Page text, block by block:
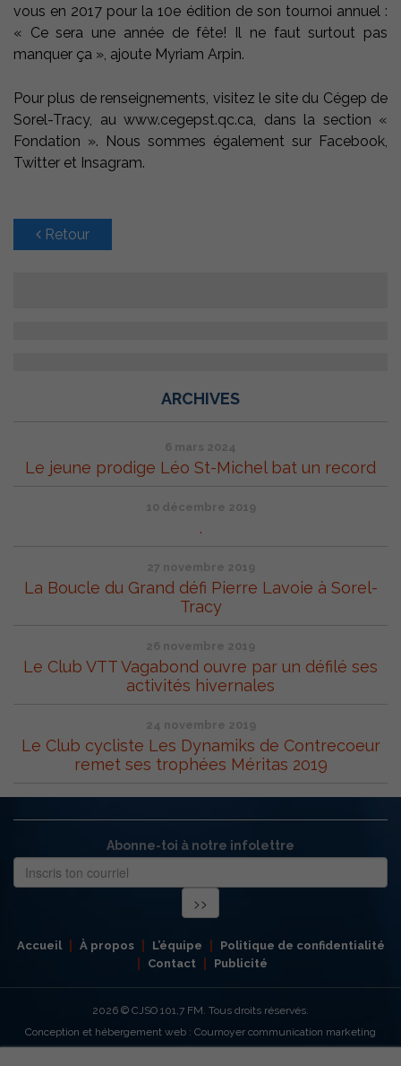
vous en 2017 pour la 10e édition de son tournoi annuel :
« Ce sera une année de fête! Il ne faut surtout pas
manquer ça », ajoute Myriam Arpin.
Pour plus de renseignements, visitez le site du Cégep de
Sorel-Tracy, au www.cegepst.qc.ca, dans la section «
Fondation ». Nous sommes également sur Facebook,
Twitter et Insagram.
Retour
ARCHIVES
6 mars 2024
Le jeune prodige Léo St-Michel bat un record
10 décembre 2019
.
27 novembre 2019
La Boucle du Grand défi Pierre Lavoie à Sorel-
Tracy
26 novembre 2019
Le Club VTT Vagabond ouvre par un défilé ses
activités hivernales
24 novembre 2019
Le Club cycliste Les Dynamiks de Contrecoeur
remet ses trophées Méritas 2019
Abonne-toi à notre infolettre
Accueil À propos L’équipe
Politique de confidentialité
Contact
Publicité
2026 © CJSO 101,7 FM. Tous droits réservés.
Conception et hébergement web : Cournoyer communication marketing